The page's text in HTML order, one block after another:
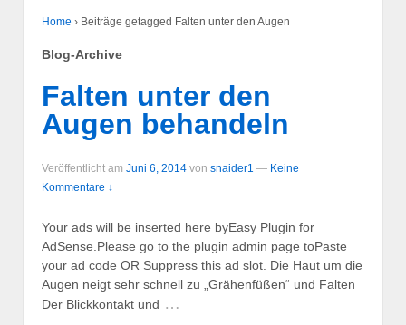
Home › Beiträge getagged Falten unter den Augen
Blog-Archive
Falten unter den
Augen behandeln
Veröffentlicht am Juni 6, 2014 von snaider1 — Keine
Kommentare ↓
Your ads will be inserted here byEasy Plugin for
AdSense.Please go to the plugin admin page toPaste
your ad code OR Suppress this ad slot. Die Haut um die
Augen neigt sehr schnell zu „Grähenfüßen“ und Falten
Der Blickkontakt und …